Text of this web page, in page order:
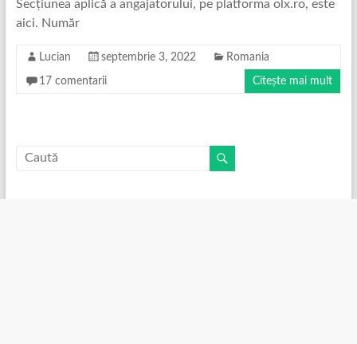
Secțiunea aplică a angajatorului, pe platforma olx.ro, este
aici. Număr
Lucian septembrie 3, 2022 Romania
17 comentarii Citește mai mult